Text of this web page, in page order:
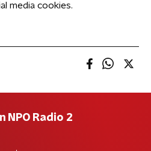
media cookies.
NPO Radio 2